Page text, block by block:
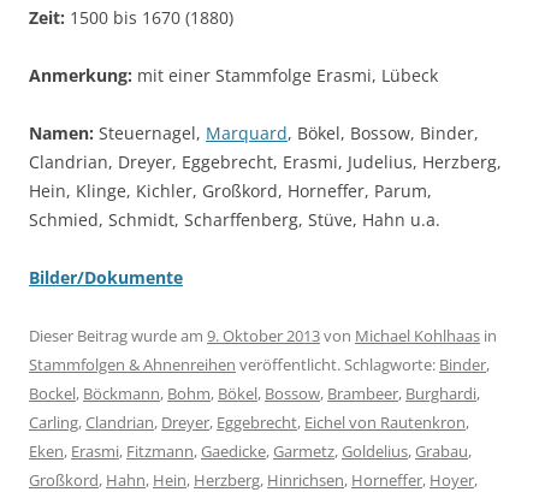
Zeit: 1500 bis 1670 (1880)
Anmerkung: mit einer Stammfolge Erasmi, Lübeck
Namen: Steuernagel, Marquard, Bökel, Bossow, Binder,
Clandrian, Dreyer, Eggebrecht, Erasmi, Judelius, Herzberg,
Hein, Klinge, Kichler, Großkord, Horneffer, Parum,
Schmied, Schmidt, Scharffenberg, Stüve, Hahn u.a.
Bilder/Dokumente
Dieser Beitrag wurde am 9. Oktober 2013von Michael Kohlhaas in
Stammfolgen & Ahnenreihen veröffentlicht. Schlagworte: Binder,
Bockel, Böckmann, Bohm, Bökel, Bossow, Brambeer, Burghardi,
Carling,Clandrian, Dreyer, Eggebrecht, Eichel von Rautenkron,
Eken, Erasmi, Fitzmann,Gaedicke,Garmetz,Goldelius,Grabau,
Großkord, Hahn, Hein, Herzberg, Hinrichsen, Horneffer, Hoyer,